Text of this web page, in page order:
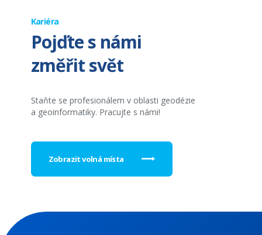
Kariéra
Pojďte s námi
změřit svět
Staňte se profesionálem v oblasti geodézie
a geoinformatiky. Pracujte s námi!
Zobrazit volná místa